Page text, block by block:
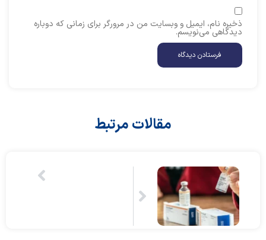
ذخیره نام، ایمیل و وبسایت من در مرورگر برای زمانی که دوباره
دیدگاهی می‌نویسم.
مقالات مرتبط